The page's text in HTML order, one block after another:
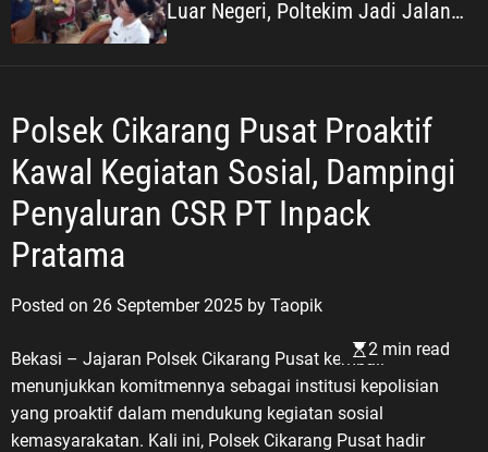
Luar Negeri, Poltekim Jadi Jalan
Polsek Cikarang Pusat Proaktif
Kawal Kegiatan Sosial, Dampingi
Penyaluran CSR PT Inpack
Pratama
Posted on 26 September 2025 by Taopik
2 min read
Bekasi – Jajaran Polsek Cikarang Pusat kembali
menunjukkan komitmennya sebagai institusi kepolisian
yang proaktif dalam mendukung kegiatan sosial
kemasyarakatan. Kali ini, Polsek Cikarang Pusat hadir